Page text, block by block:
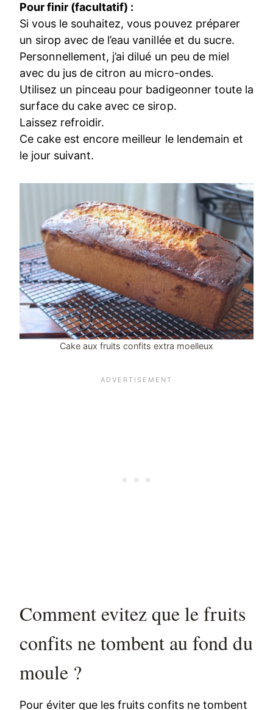
Pour finir (facultatif) :
Si vous le souhaitez, vous pouvez préparer
un sirop avec de l’eau vanillée et du sucre.
Personnellement, j’ai dilué un peu de miel
avec du jus de citron au micro-ondes.
Utilisez un pinceau pour badigeonner toute la
surface du cake avec ce sirop.
Laissez refroidir.
Ce cake est encore meilleur le lendemain et
le jour suivant.
Cake aux fruits confits extra moelleux
Comment evitez que le fruits
confits ne tombent au fond du
moule ?
Pour éviter que les fruits confits ne tombent